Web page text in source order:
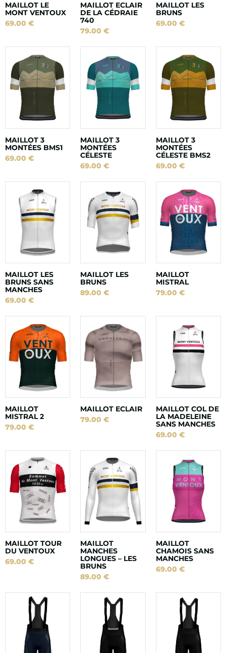
MAILLOT LE
MONT VENTOUX
69.00 €
MAILLOT ECLAIR
DE LA CÉDRAIE
740
79.00€
MAILLOT LES
BRUNS
69.00 €
MAILLOT 3
MONTÉES BMS1
69.00 €
MAILLOT 3
MONTÉES
CÉLESTE
69.00€
MAILLOT 3
MONTÉES
CÉLESTE BMS2
69.00 €
MAILLOT LES
BRUNS SANS
MANCHES
69.00 €
MAILLOT LES
BRUNS
89.00€
MAILLOT
MISTRAL
79.00 €
MAILLOT
MISTRAL 2
79.00 €
MAILLOT ECLAIR
79.00€
MAILLOT COL DE
LA MADELEINE
SANS MANCHES
69.00 €
MAILLOT TOUR
DU VENTOUX
69.00 €
MAILLOT
MANCHES
LONGUES – LES
BRUNS
89.00€
MAILLOT
CHAMOIS SANS
MANCHES
69.00 €